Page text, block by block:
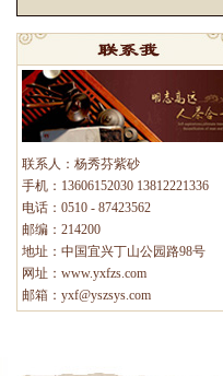
联系人：杨秀芬紫砂
手机：13606152030 13812221336
电话：0510 - 87423562
邮编：214200
地址：中国宜兴丁山公园路98号
网址：www.yxfzs.com
邮箱：yxf@yszsys.com